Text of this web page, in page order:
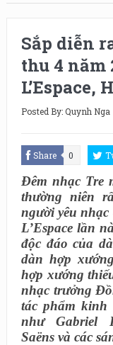
Sắp diễn
thu 4 năm
L’Espace,
Posted By:Quynh Nga
Share 0
Đêm nhạc Tre
thường niên
người yêu
L’Espace lần
độc đáo của
dàn hợp
hợp xướng
nhạc trưởng
tác phẩm kinh
như Gabriel
Saëns và các